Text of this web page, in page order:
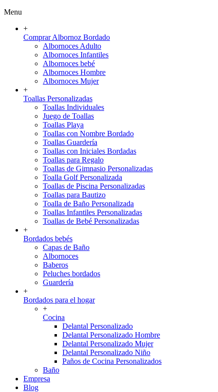
Menu
+
Comprar Albornoz Bordado
Albornoces Adulto
Albornoces Infantiles
Albornoces bebé
Albornoces Hombre
Albornoces Mujer
+
Toallas Personalizadas
Toallas Individuales
Juego de Toallas
Toallas Playa
Toallas con Nombre Bordado
Toallas Guardería
Toallas con Iniciales Bordadas
Toallas para Regalo
Toallas de Gimnasio Personalizadas
Toalla Golf Personalizada
Toallas de Piscina Personalizadas
Toallas para Bautizo
Toalla de Baño Personalizada
Toallas Infantiles Personalizadas
Toallas de Bebé Personalizadas
+
Bordados bebés
Capas de Baño
Albornoces
Baberos
Peluches bordados
Guardería
+
Bordados para el hogar
+
Cocina
Delantal Personalizado
Delantal Personalizado Hombre
Delantal Personalizado Mujer
Delantal Personalizado Niño
Paños de Cocina Personalizados
Baño
Empresa
Blog